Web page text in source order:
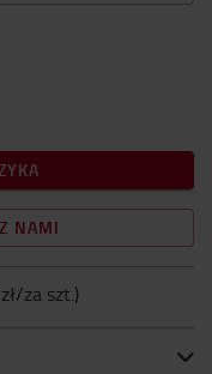
NAMI
za szt.)